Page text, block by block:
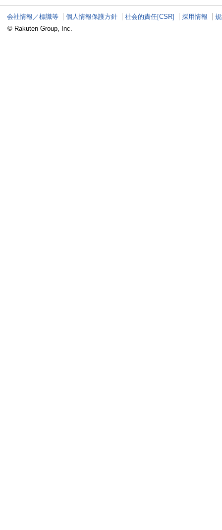
会社情報／標識等 個人情報保護方針 社会的責任[CSR] 採用情報
© Rakuten Group, Inc.